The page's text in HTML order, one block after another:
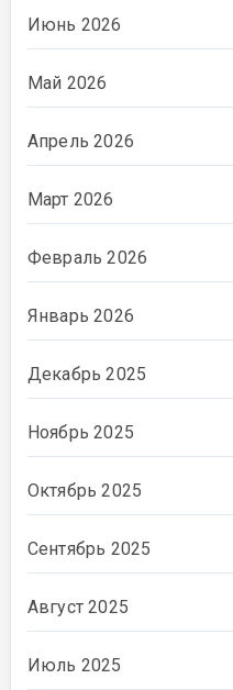
Июнь 2026
Май 2026
Апрель 2026
Март 2026
Февраль 2026
Январь 2026
Декабрь 2025
Ноябрь 2025
Октябрь 2025
Сентябрь 2025
Август 2025
Июль 2025